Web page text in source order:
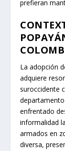
prefieran
La adopción
adquiere
suroccidente
enfrentado
informalidad
armados en
diversa,